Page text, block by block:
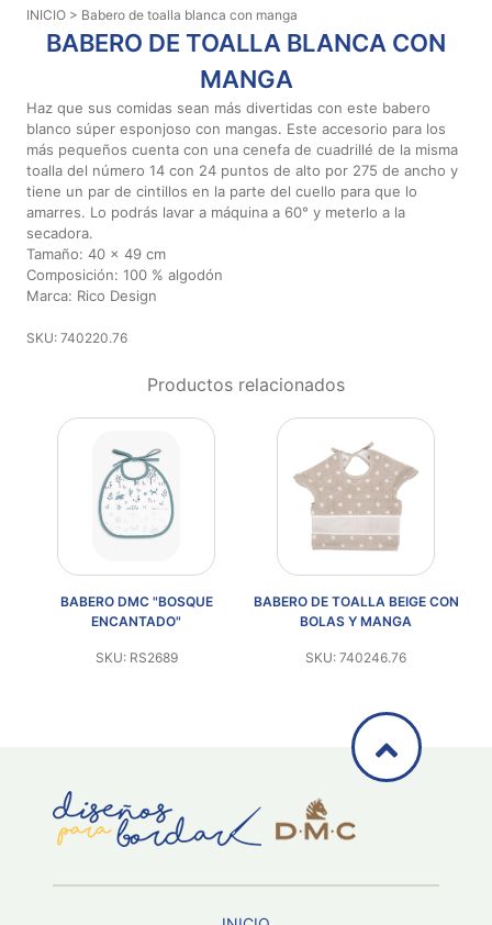
Aviso De
Privacidad
Diseños
Para
Bordar
Distribuidores
INICIO > Babero de toalla blanca con manga
BABERO DE TOALLA BLANCA CON
MANGA
Haz que sus comidas sean más divertidas con este babero
blanco súper esponjoso con mangas. Este accesorio para los
más pequeños cuenta con una cenefa de cuadrillé de la misma
toalla del número 14 con 24 puntos de alto por 275 de ancho y
tiene un par de cintillos en la parte del cuello para que lo
amarres. Lo podrás lavar a máquina a 60° y meterlo a la
secadora.
Tamaño: 40 x 49 cm
Composición: 100 % algodón
Marca: Rico Design
SKU: 740220.76
Productos relacionados
BABERO DMC "BOSQUE
ENCANTADO"
SKU: RS2689
BABERO DE TOALLA BEIGE CON
BOLAS Y MANGA
SKU: 740246.76